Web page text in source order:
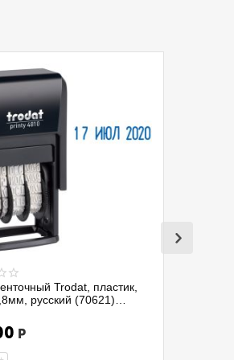
Trodat, пластик,
русский (70621)
Р